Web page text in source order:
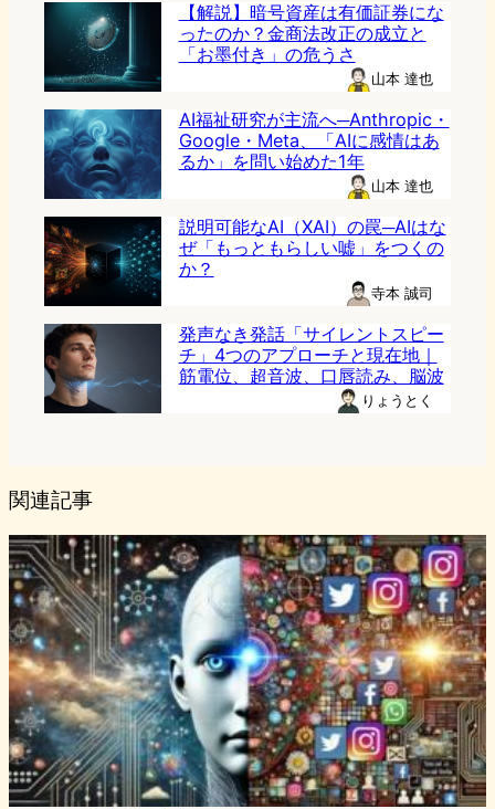
【解説】暗号資産は有価証券にな
ったのか？金商法改正の成立と
「お墨付き」の危うさ
山本 達也
AI福祉研究が主流へ─Anthropic・
Google・Meta、「AIに感情はあ
るか」を問い始めた1年
山本 達也
説明可能なAI（XAI）の罠─AIはな
ぜ「もっともらしい嘘」をつくの
か？
寺本 誠司
発声なき発話「サイレントスピー
チ」4つのアプローチと現在地｜
筋電位、超音波、口唇読み、脳波
りょうとく
関連記事